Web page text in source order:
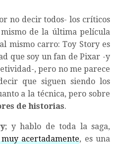
no decir todos- los críticos
de la última película
mismo carro: Toy Story es
que soy un fan de Pixar -y
, pero no me parece
que siguen siendo los
a la técnica, pero sobre
de historias.
; y hablo de toda la saga,
acertadamente, es una